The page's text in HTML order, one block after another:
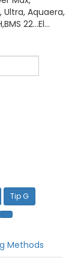
Aquaera,
22...El...
Tip G
Methods